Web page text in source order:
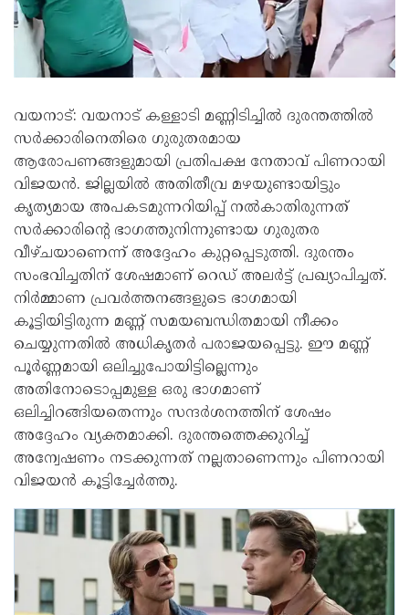
വയനാട്: വയനാട് കള്ളാടി മണ്ണിടിച്ചിൽ ദുരന്തത്തിൽ
സർക്കാരിനെതിരെ ഗുരുതരമായ
ആരോപണങ്ങളുമായി പ്രതിപക്ഷ നേതാവ് പിണറായി
വിജയൻ. ജില്ലയിൽ അതിതീവ്ര മഴയുണ്ടായിട്ടും
കൃത്യമായ അപകടമുന്നറിയിപ്പ് നൽകാതിരുന്നത്
സർക്കാരിന്റെ ഭാഗത്തുനിന്നുണ്ടായ ഗുരുതര
വീഴ്ചയാണെന്ന് അദ്ദേഹം കുറ്റപ്പെടുത്തി. ദുരന്തം
സംഭവിച്ചതിന് ശേഷമാണ് റെഡ് അലർട്ട് പ്രഖ്യാപിച്ചത്.
നിർമ്മാണ പ്രവർത്തനങ്ങളുടെ ഭാഗമായി
കൂട്ടിയിട്ടിരുന്ന മണ്ണ് സമയബന്ധിതമായി നീക്കം
ചെയ്യുന്നതിൽ അധികൃതർ പരാജയപ്പെട്ടു. ഈ മണ്ണ്
പൂർണ്ണമായി ഒലിച്ചുപോയിട്ടില്ലെന്നും
അതിനോടൊപ്പമുള്ള ഒരു ഭാഗമാണ്
ഒലിച്ചിറങ്ങിയതെന്നും സന്ദർശനത്തിന് ശേഷം
അദ്ദേഹം വ്യക്തമാക്കി. ദുരന്തത്തെക്കുറിച്ച്
അന്വേഷണം നടക്കുന്നത് നല്ലതാണെന്നും പിണറായി
വിജയൻ കൂട്ടിച്ചേർത്തു.